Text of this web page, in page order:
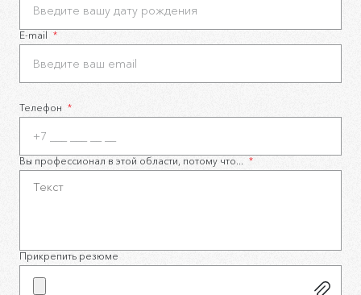
E-mail *
Телефон *
Вы профессионал в этой области, потому что... *
Прикрепить резюме